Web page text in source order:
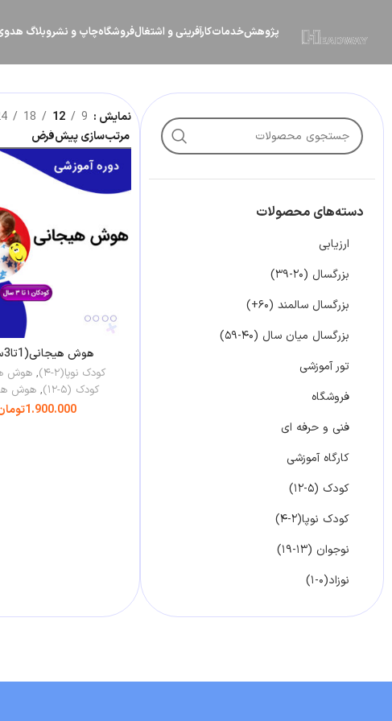
پژوهشخدماتکارآفرینی و اشتغالفروشگاهچاپ و نشروبلاگ
دسته‌های محصولات
ارزیابی
بزرگسال (۲۰-۳۹)
بزرگسال سالمند (۶۰+)
بزرگسال میان سال (۴۰-۵۹)
تور آموزشی
فروشگاه
فنی و حرفه ای
کارگاه آموزشی
کودک (۵-۱۲)
کودک نوپا(۲-۴)
نوجوان (۱۳-۱۹)
نوزاد(۰-۱)
نمایش 9
12
18
هوش هیجانی(1تا3سال)
کودک نوپا(۲-۴) ,هوش
کودک (۵-۱۲)
,هوش
1.900.000